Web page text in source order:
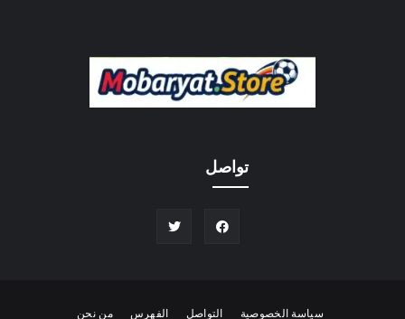
تواصل
سياسة الخصوصية التواصل الفهرس من نحن